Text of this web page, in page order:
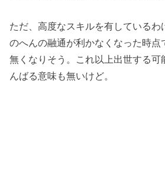
ただ、高度なスキルを有しているわ
のへんの融通が利かなくなった時点
無くなりそう。これ以上出世する可
んばる意味も無いけど。